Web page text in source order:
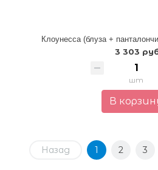
Клоунесса (блуза +
3 303
шт
В
Назад 1 2 3